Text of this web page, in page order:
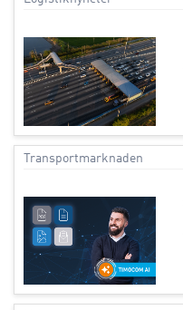
Transportmarknaden